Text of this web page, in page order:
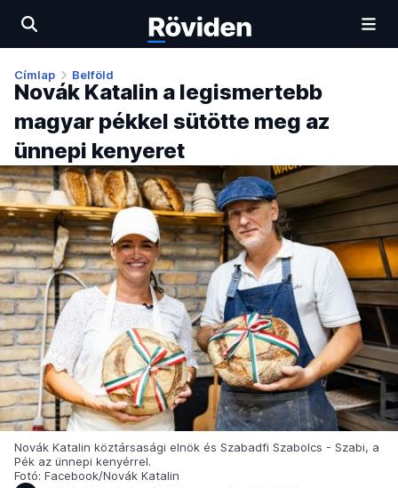
Címlap Belföld
Novák Katalin a legismertebb
magyar pékkel sütötte meg az
ünnepi kenyeret
Novák Katalin köztársasági elnök és Szabadfi Szabolcs - Szabi, a
Pék az ünnepi kenyérrel.
Fotó: Facebook/Novák Katalin